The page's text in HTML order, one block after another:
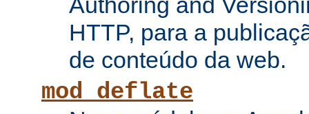
HTTP, para a
de conteúdo da web.
mod_deflate